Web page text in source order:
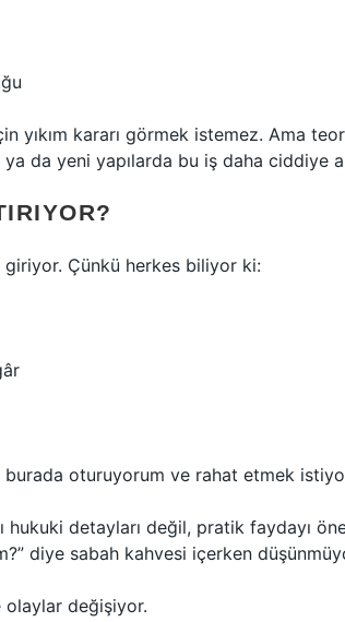
yıkım kararı görmek istemez. Ama
da yeni yapılarda bu iş daha ciddiye
Çünkü herkes biliyor ki:
oturuyorum ve rahat etmek
hukuki detayları değil, pratik faydayı
diye sabah kahvesi içerken
değişiyor.